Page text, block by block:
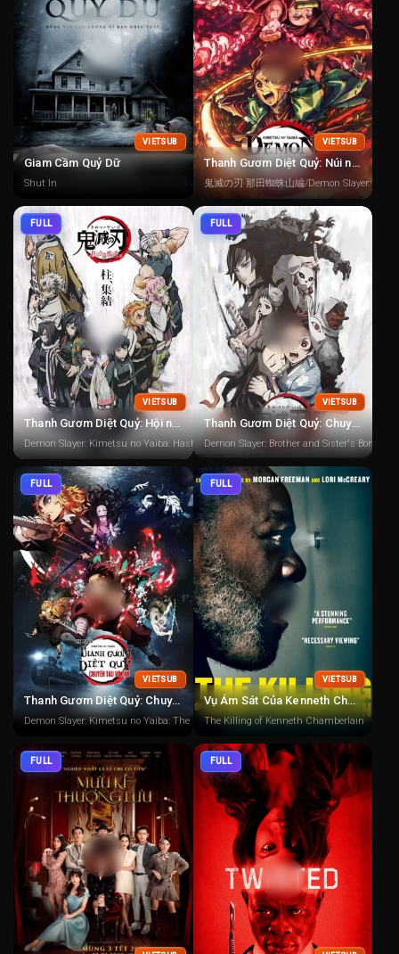
VIETSUB
Giam Cầm Quỷ Dữ
Shut In
VIETSUB
Thanh Gươm Diệt Quỷ: Núi nhện Nada
鬼滅の刃 那田蜘蛛山編/Demon Slayer:
FULL
VIETSUB
Thanh Gươm Diệt Quỷ: Hội nghị trụ cột: Dinh thự bươm bướm
Demon Slayer: Kimetsu no Yaiba: Hashira Meeting: Butterfly Mansion
FULL
VIETSUB
Thanh Gươm Diệt Quỷ: Chuyến đi của anh em
Demon Slayer: Brother and Sister's Bond/
FULL
VIETSUB
Thanh Gươm Diệt Quỷ: Chuyến Tàu Vô Tận
Demon Slayer: Kimetsu no Yaiba: The Movie: Mugen Train
FULL
VIETSUB
Vụ Ám Sát Của Kenneth Chamberlain
The Killing of Kenneth Chamberlain
FULL FULL